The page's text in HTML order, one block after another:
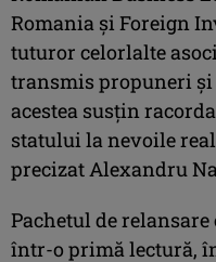
Romania şi Foreign
tuturor celorlalte
transmis propuneri şi
acestea susţin
statului la nevoile
precizat Alexandru
Pachetul de
într-o primă lectură,